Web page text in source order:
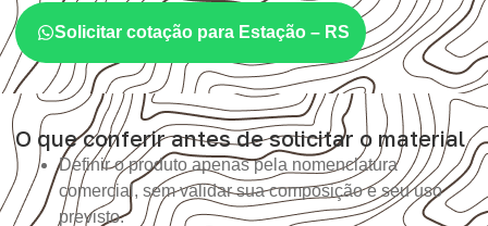
Solicitar cotação para Estação – RS
O que conferir antes de solicitar o material
Definir o produto apenas pela nomenclatura
comercial, sem validar sua composição e seu uso
previsto.